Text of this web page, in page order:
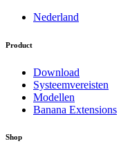
Nederland
Product
Download
Systeemvereisten
Modellen
Banana Extensions
Shop